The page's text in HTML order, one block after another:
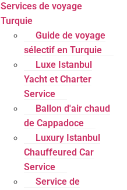
Services de voyage
Turquie
Guide de voyage
sélectif en Turquie
Luxe Istanbul
Yacht et Charter
Service
Ballon d'air chaud
de Cappadoce
Luxury Istanbul
Chauffeured Car
Service
Service de